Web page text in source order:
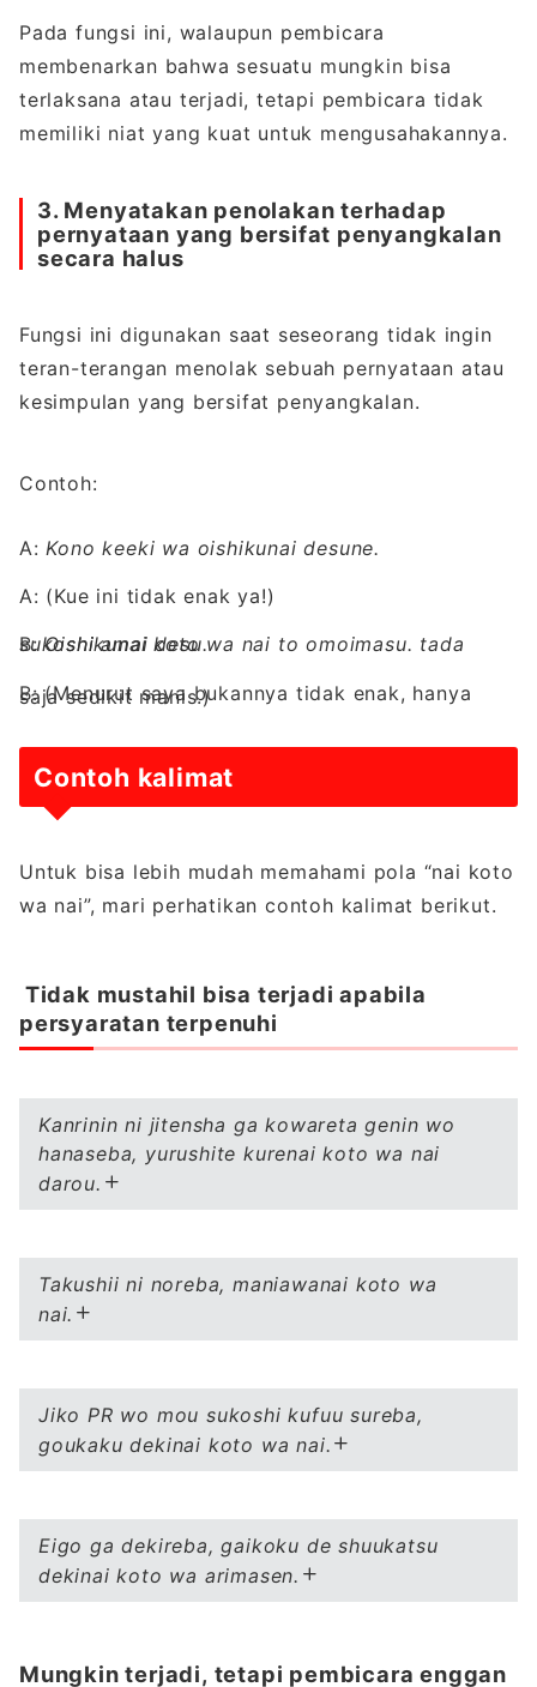
Pada fungsi ini, walaupun pembicara
membenarkan bahwa sesuatu mungkin bisa
terlaksana atau terjadi, tetapi pembicara tidak
memiliki niat yang kuat untuk mengusahakannya.
3. Menyatakan penolakan terhadap
pernyataan yang bersifat penyangkalan
secara halus
Fungsi ini digunakan saat seseorang tidak ingin
teran-terangan menolak sebuah pernyataan atau
kesimpulan yang bersifat penyangkalan.
Contoh:
A:Kono keeki wa oishikunai desune.
A: (Kue ini tidak enak ya!)
B:
Oishikunai koto wa nai to omoimasu. tada sukoshi amai desu.
B: (Menurut saya bukannya tidak enak, hanya
saja sedikit manis.)
Contoh kalimat
Untuk bisa lebih mudah memahami pola “nai koto
wa nai”, mari perhatikan contoh kalimat berikut.
Tidak mustahil bisa terjadi apabila
persyaratan terpenuhi
Kanrinin ni jitensha ga kowareta genin wo
hanaseba, yurushite kurenai koto wa nai
darou.
Takushii ni noreba, maniawanai koto wa
nai.
Jiko PR wo mou sukoshi kufuu sureba,
goukaku dekinai koto wa nai.
Eigo ga dekireba, gaikoku de shuukatsu
dekinai koto wa arimasen.
Mungkin terjadi, tetapi pembicara enggan